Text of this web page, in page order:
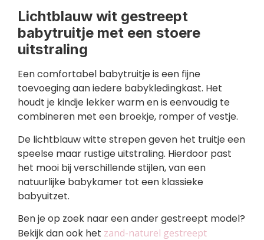
Lichtblauw wit gestreept
babytruitje met een stoere
uitstraling
Een comfortabel babytruitje is een fijne
toevoeging aan iedere babykledingkast. Het
houdt je kindje lekker warm en is eenvoudig te
combineren met een broekje, romper of vestje.
De lichtblauw witte strepen geven het truitje een
speelse maar rustige uitstraling. Hierdoor past
het mooi bij verschillende stijlen, van een
natuurlijke babykamer tot een klassieke
babyuitzet.
Ben je op zoek naar een ander gestreept model?
Bekijk dan ook het zand-naturel gestreept